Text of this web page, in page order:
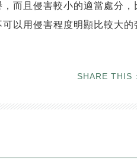
而且侵害較小的適當處分，
以用侵害程度明顯比較大的
SHARE THIS :